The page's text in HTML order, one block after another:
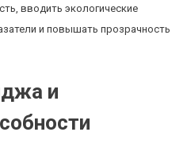
вводить экологические
и повышать прозрачность
и